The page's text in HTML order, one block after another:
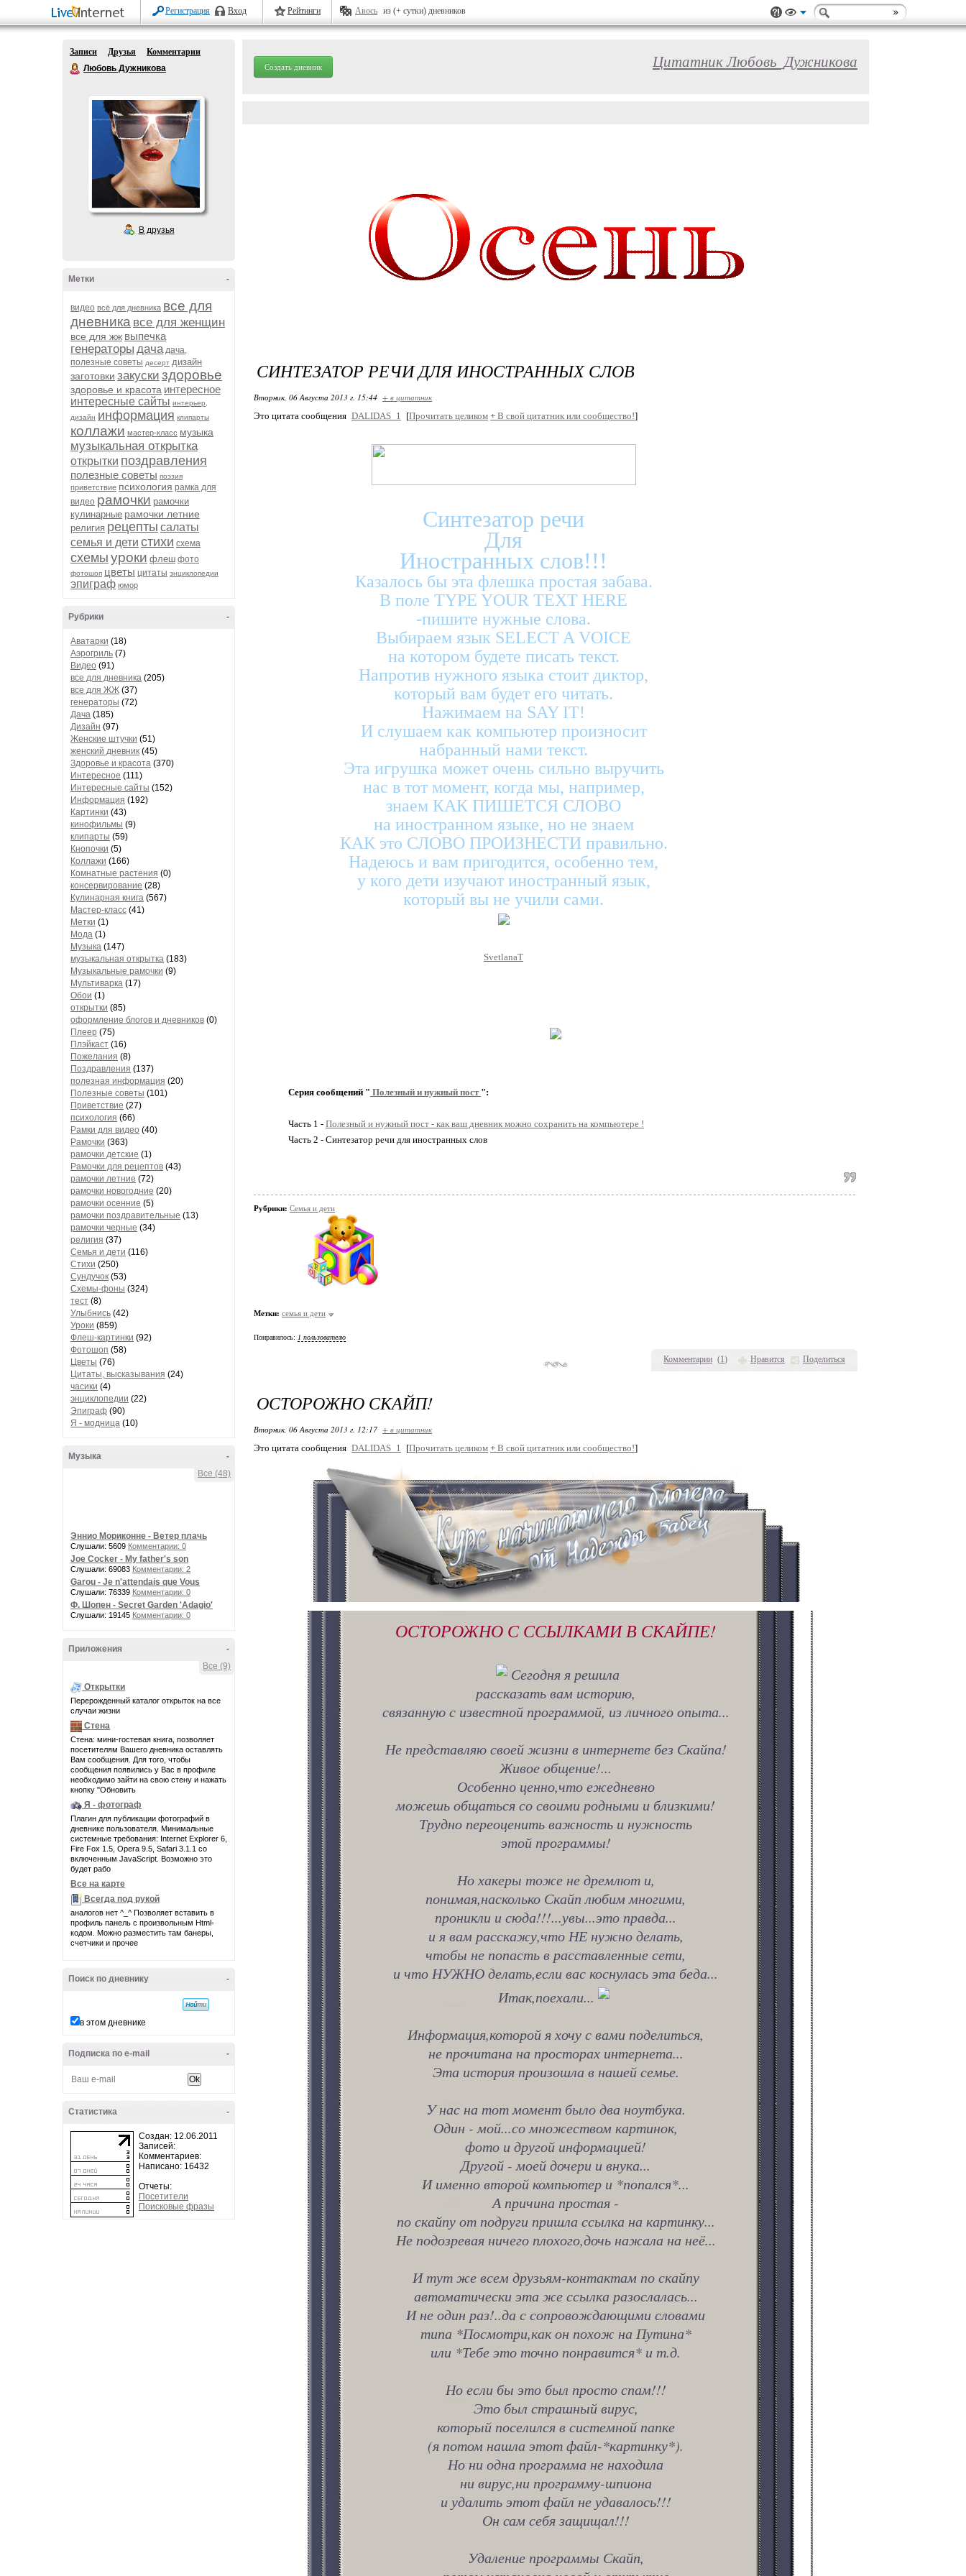
Регистрация Вход Рейтинги Авось из (+ сутки) дневников
Записи Друзья
Комментарии
Любовь Дужникова
В друзья
-
Метки
видео всё для дневника все для
дневника все для женщин
все для жж выпечка
генераторы дача дача,
полезные советы десерт дизайн
заготовки закуски здоровье
здоровье и красота интересное
интересные сайты интерьер,
дизайн информация клипарты
коллажи мастер-класс музыка
музыкальная открытка
открытки поздравления
полезные советы поэзия
приветствие психология рамка для
видео рамочки рамочки
кулинарные рамочки летние
религия рецепты салаты
семья и дети стихи схема
схемы уроки флеш фото
фотошоп цветы цитаты энциклопедии
эпиграф юмор
-
Рубрики
Аватарки (18)
Аэрогриль (7)
Видео (91)
все для дневника (205)
все для ЖЖ (37)
генераторы (72)
Дача (185)
Дизайн (97)
Женские штучки (51)
женский дневник (45)
Здоровье и красота (370)
Интересное (111)
Интересные сайты (152)
Информация (192)
Картинки (43)
кинофильмы (9)
клипарты (59)
Кнопочки (5)
Коллажи (166)
Комнатные растения (0)
консервирование (28)
Кулинарная книга (567)
Мастер-класс (41)
Метки (1)
Мода (1)
Музыка (147)
музыкальная открытка (183)
Музыкальные рамочки (9)
Мультиварка (17)
Обои (1)
открытки (85)
оформление блогов и дневников (0)
Плеер (75)
Плэйкаст (16)
Пожелания (8)
Поздравления (137)
полезная информация (20)
Полезные советы (101)
Приветствие (27)
психология (66)
Рамки для видео (40)
Рамочки (363)
рамочки детские (1)
Рамочки для рецептов (43)
рамочки летние (72)
рамочки новогодние (20)
рамочки осенние (5)
рамочки поздравительные (13)
рамочки черные (34)
религия (37)
Семья и дети (116)
Стихи (250)
Сундучок (53)
Схемы-фоны (324)
тест (8)
Улыбнись (42)
Уроки (859)
Флеш-картинки (92)
Фотошоп (58)
Цветы (76)
Цитаты, высказывания (24)
часики (4)
энциклопедии (22)
Эпиграф (90)
Я - модница (10)
-
Музыка
Все (48)
Эннио Мориконне - Ветер плачь
Слушали: 5609 Комментарии: 0
Joe Cocker - My father's son
Слушали: 69083 Комментарии: 2
Garou - Je n'attendais que Vous
Слушали: 76339 Комментарии: 0
Ф. Шопен - Secret Garden 'Adagio'
Слушали: 19145 Комментарии: 0
-
Приложения
Все (9)
Открытки
Перерожденный каталог открыток на все
случаи жизни
Стена
Стена: мини-гостевая книга, позволяет
посетителям Вашего дневника оставлять
Вам сообщения. Для того, чтобы
сообщения появились у Вас в профиле
необходимо зайти на свою стену и нажать
кнопку "Обновить
Я - фотограф
Плагин для публикации фотографий в
дневнике пользователя. Минимальные
системные требования: Internet Explorer 6,
Fire Fox 1.5, Opera 9.5, Safari 3.1.1 со
включенным JavaScript. Возможно это
будет рабо
Все на карте
Всегда под рукой
аналогов нет ^_^ Позволяет вставить в
профиль панель с произвольным Html-
кодом. Можно разместить там банеры,
счетчики и прочее
-
Поиск по дневнику
в этом дневнике
-
Подписка по e-mail
-
Статистика
Создан: 12.06.2011
Записей:
Комментариев:
Написано: 16432
Отчеты:
Посетители
Поисковые фразы
Создать дневник Цитатник Любовь_Дужникова
Комментарии (1) Нравится Поделиться
СИНТЕЗАТОР РЕЧИ ДЛЯ ИНОСТРАННЫХ СЛОВ
Вторник, 06 Августа 2013 г. 15:44 + в цитатник
Это цитата сообщения DALIDAS_1 [Прочитать целиком + В свой цитатник или сообщество!]
Синтезатор речи
Для
Иностранных слов!!!
Казалось бы эта флешка простая забава.
В поле TYPE YOUR TEXT HERE
-пишите нужные слова.
Выбираем язык SELECT A VOICE
на котором будете писать текст.
Напротив нужного языка стоит диктор,
который вам будет его читать.
Нажимаем на SAY IT!
И слушаем как компьютер произносит
набранный нами текст.
Эта игрушка может очень сильно выручить
нас в тот момент, когда мы, например,
знаем КАК ПИШЕТСЯ СЛОВО
на иностранном языке, но не знаем
КАК это СЛОВО ПРОИЗНЕСТИ правильно.
Надеюсь и вам пригодится, особенно тем,
у кого дети изучают иностранный язык,
который вы не учили сами.
SvetlanaT
Серия сообщений " Полезный и нужный пост ":
Часть 1 - Полезный и нужный пост - как ваш дневник можно сохранить на компьютере !
Часть 2 - Синтезатор речи для иностранных слов
Рубрики: Семья и дети
Метки: семья и дети
Понравилось: 1 пользователю
ОСТОРОЖНО СКАЙП!
Вторник, 06 Августа 2013 г. 12:17 + в цитатник
Это цитата сообщения DALIDAS_1 [Прочитать целиком + В свой цитатник или сообщество!]
ОСТОРОЖНО С ССЫЛКАМИ В СКАЙПЕ!
Сегодня я решила
рассказать вам историю,
связанную с известной программой, из личного опыта...
Не представляю своей жизни в интернете без Скайпа!
Живое общение!...
Особенно ценно,что ежедневно
можешь общаться со своими родными и близкими!
Трудно переоценить важность и нужность
этой программы!
Но хакеры тоже не дремлют и,
понимая,насколько Скайп любим многими,
проникли и сюда!!!...увы...это правда...
и я вам расскажу,что НЕ нужно делать,
чтобы не попасть в расставленные сети,
и что НУЖНО делать,если вас коснулась эта беда...
Итак,поехали...
Информация,которой я хочу с вами поделиться,
не прочитана на просторах интернета...
Эта история произошла в нашей семье.
У нас на тот момент было два ноутбука.
Один - мой...со множеством картинок,
фото и другой информацией!
Другой - моей дочери и внука...
И именно второй компьютер и *попался*...
А причина простая -
по скайпу от подруги пришла ссылка на картинку...
Не подозревая ничего плохого,дочь нажала на неё...
И тут же всем друзьям-контактам по скайпу
автоматически эта же ссылка разослалась...
И не один раз!..да с сопровождающими словами
типа *Посмотри,как он похож на Путина*
или *Тебе это точно понравится* и т.д.
Но если бы это был просто спам!!!
Это был страшный вирус,
который поселился в системной папке
(я потом нашла этот файл-*картинку*).
Но ни одна программа не находила
ни вирус,ни программу-шпиона
и удалить этот файл не удавалось!!!
Он сам себя защищал!!!
Удаление программы Скайп,